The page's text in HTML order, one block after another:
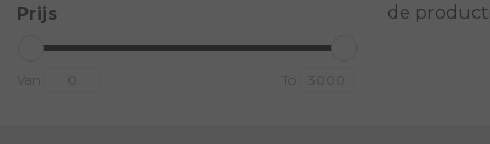
Prijs
Van To
de